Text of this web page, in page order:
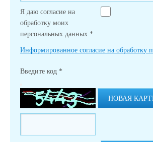
Я даю согласие на
обработку моих
персональных данных *
Информированное согласие на обработку
Введите код *
НОВАЯ